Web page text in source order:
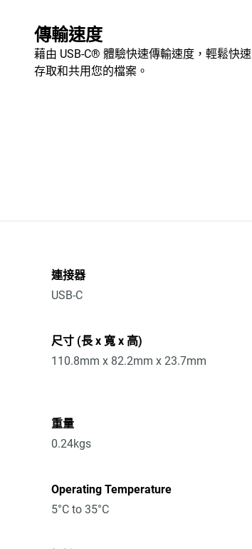
傳輸速度
藉由 USB-C® 體驗快速傳輸速度，輕鬆快速
存取和共用您的檔案。
連接器
USB-C
尺寸 (長 x 寬 x 高)
110.8mm x 82.2mm x 23.7mm
重量
0.24kgs
Operating Temperature
5°C to 35°C